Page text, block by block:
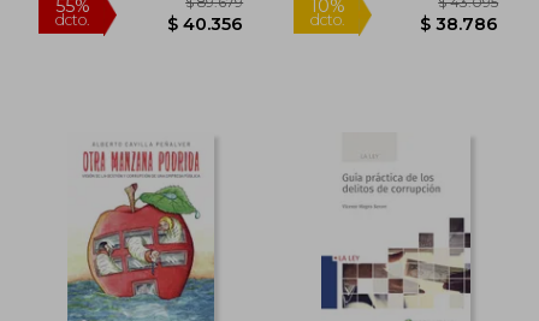
55%
dcto. $ 40.356
10%
dcto.